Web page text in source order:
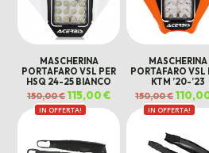
MASCHERINA
PORTAFARO VSL PER
HSQ 24-25 BIANCO
150,00€ Il
prezzo
originale
era:
115,00€Il
prezzo
attuale
è:
115,00 €.
MASCHERINA
PORTAFARO VSL
KTM ’20-’23
150,00€ Il
prezzo
era:
IN OFFERTA! IN OFFERTA!